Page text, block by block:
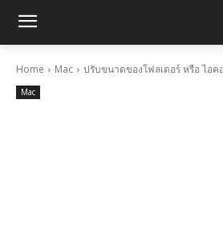
Home Mac ปรับขนาดของโฟลเดอร์ หรือ ไอค
Mac